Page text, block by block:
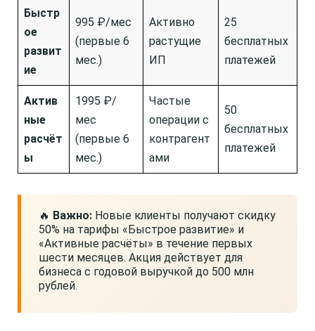
Быстр
ое
развит
ие
995 ₽/мес
(первые 6
мес.)
Активно
растущие
ИП
25
бесплатных
платежей
Актив
ные
расчёт
ы
1995 ₽/
мес
(первые 6
мес.)
Частые
операции с
контрагент
ами
50
бесплатных
платежей
🔥 Важно: Новые клиенты получают скидку
50% на тарифы «Быстрое развитие» и
«Активные расчёты» в течение первых
шести месяцев. Акция действует для
бизнеса с годовой выручкой до 500 млн
рублей.